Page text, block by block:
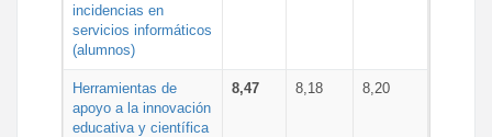
incidencias en
servicios informáticos
(alumnos)
Herramientas de
apoyo a la innovación
educativa y científica
8,47 8,18 8,20